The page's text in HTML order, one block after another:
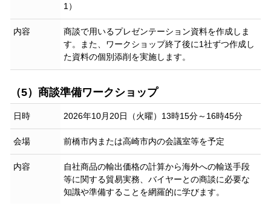
1）
内容
商談で用いるプレゼンテーション資料を作成しま
す。また、ワークショップ終了後に1社ずつ作成し
た資料の個別添削を実施します。
（5）商談準備ワークショップ
日時 2026年10月20日（火曜）13時15分～16時45分
会場 前橋市内または高崎市内の会議室等を予定
内容
自社商品の輸出価格の計算から海外への輸送手段
等に関する貿易実務、バイヤーとの商談に必要な
知識や準備することを網羅的に学びます。